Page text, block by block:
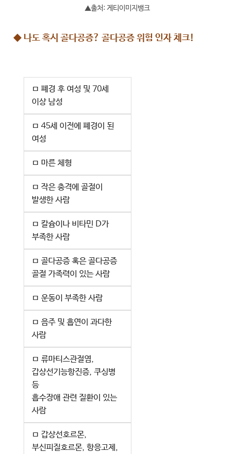
▲출처: 게티이미지뱅크
◆ 나도 혹시 골다공증? 골다공증 위험 인자 체크!
ㅁ 폐경 후 여성 및 70세
이상 남성
ㅁ 45세 이전에 폐경이 된
여성
ㅁ 마른 체형
ㅁ 작은 충격에 골절이
발생한 사람
ㅁ 칼슘이나 비타민 D가
부족한 사람
ㅁ 골다공증 혹은 골다공증
골절 가족력이 있는 사람
ㅁ 운동이 부족한 사람
ㅁ 음주 및 흡연이 과다한
사람
ㅁ 류마티스관절염,
갑상선기능항진증, 쿠싱병
등
흡수장애 관련 질환이 있는
사람
ㅁ 갑상선호르몬,
부신피질호르몬, 항응고제,